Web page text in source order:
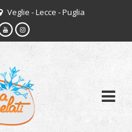
Veglie - Lecce - Puglia